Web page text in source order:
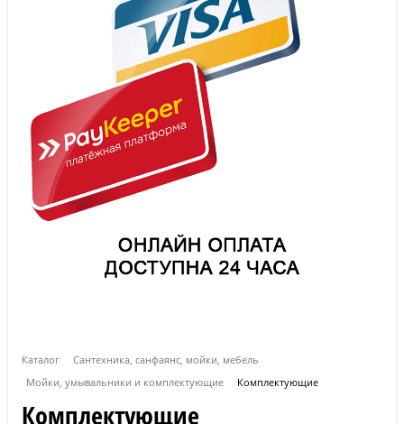
Каталог
Сантехника, санфаянс, мойки, мебель
Мойки, умывальники и комплектующие
Комплектующие
Комплектующие